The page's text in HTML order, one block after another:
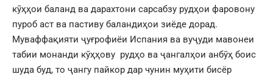
кӯҳҳои баланд ва дарахтони сарсабзу рудҳои фаровону
пуроб аст ва пастиву баландиҳои зиёде дорад.
Муваффақияти ҷуғрофиёи Испания ва вуҷуди мавонеи
табии монанди кӯҳҳову рудҳо ва ҷангалҳои анбӯҳ боис
шуда буд, то ҷангу пайкор дар чунин муҳити бисёр